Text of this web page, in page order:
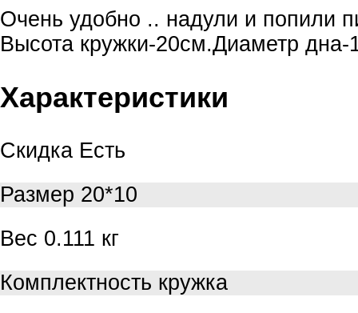
Очень удобно .. надули и попили
Высота кружки-20см.Диаметр дна-
Характеристики
Скидка Есть
Размер 20*10
Вес 0.111 кг
Комплектность кружка